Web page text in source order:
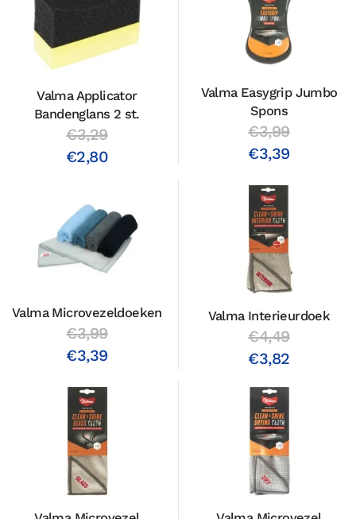
Valma Applicator
Bandenglans 2 st.
€3,29
€2,80
Valma Easygrip Jumbo
Spons
€3,99
€3,39
Valma Microvezeldoeken
€3,99
€3,39
Valma Interieurdoek
€4,49
€3,82